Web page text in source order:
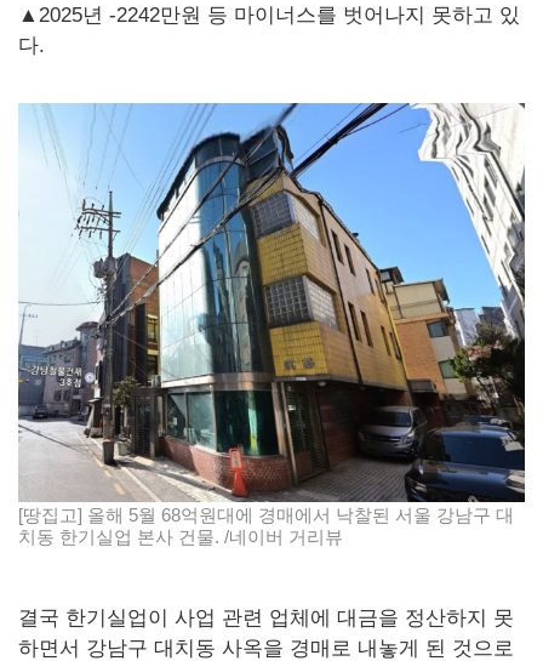
▲2025년 -2242만원 등 마이너스를 벗어나지 못하고 있
다.
[땅집고] 올해 5월 68억원대에 경매에서 낙찰된 서울 강남구 대
치동 한기실업 본사 건물. /네이버 거리뷰
결국 한기실업이 사업 관련 업체에 대금을 정산하지 못
하면서 강남구 대치동 사옥을 경매로 내놓게 된 것으로